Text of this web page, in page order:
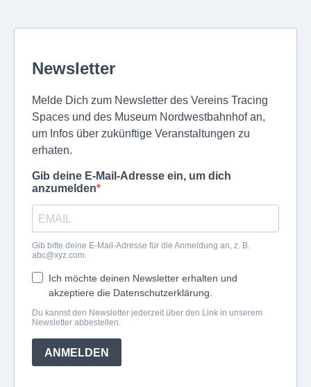
Newsletter
Melde Dich zum Newsletter des Vereins Tracing
Spaces und des Museum Nordwestbahnhof an,
um Infos über zukünftige Veranstaltungen zu
erhaten.
Gib deine E-Mail-Adresse ein, um dich
anzumelden
Gib bitte deine E-Mail-Adresse für die Anmeldung an, z. B.
abc@xyz.com.
Ich möchte deinen Newsletter erhalten und
akzeptiere die Datenschutzerklärung.
Du kannst den Newsletter jederzeit über den Link in unserem
Newsletter abbestellen.
ANMELDEN